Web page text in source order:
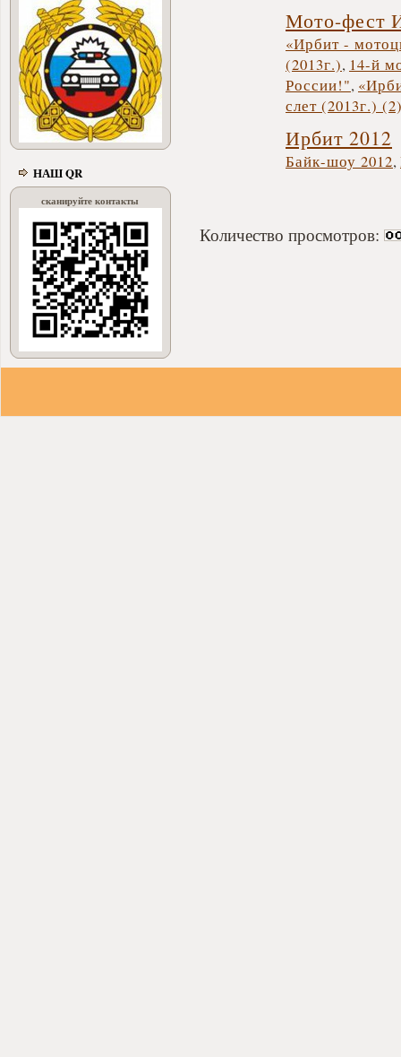
НАШ QR
сканируйте контакты
Мото-фест
«Ирбит -
(2013г.), 14-й
России!",
слет (2013г.)
Ирбит 2012
Байк-шоу 2012,
Количество просмотров: